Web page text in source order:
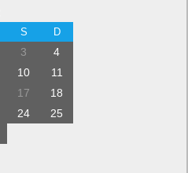
S D
3
4
10
11
17
18
24
25